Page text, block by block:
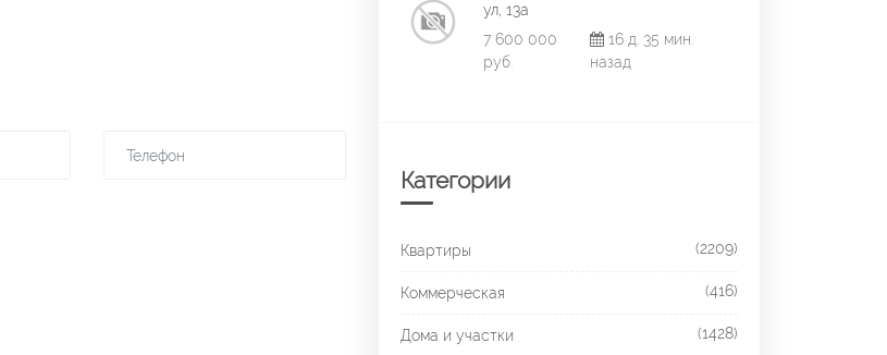
ул, 13а
7 600 000
руб.
16 д. 35 мин.
назад
Категории
Квартиры (2209)
Коммерческая (416)
Дома и участки (1428)